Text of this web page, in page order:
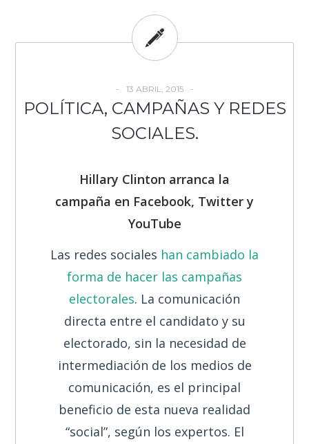
13 ABRIL, 2015
POLÍTICA, CAMPAÑAS Y REDES
SOCIALES.
Hillary Clinton arranca la
campaña en Facebook, Twitter y
YouTube
Las redes sociales han cambiado la
forma de hacer las campañas
electorales. La comunicación
directa entre el candidato y su
electorado, sin la necesidad de
intermediación de los medios de
comunicación, es el principal
beneficio de esta nueva realidad
“social”, según los expertos. El